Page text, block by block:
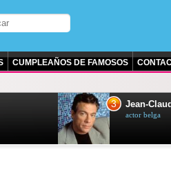
CUMPLEAÑOS DE FAMOSOS
3 Jean-
actor belga